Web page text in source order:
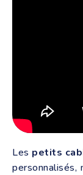
Les petits
personnalisés,